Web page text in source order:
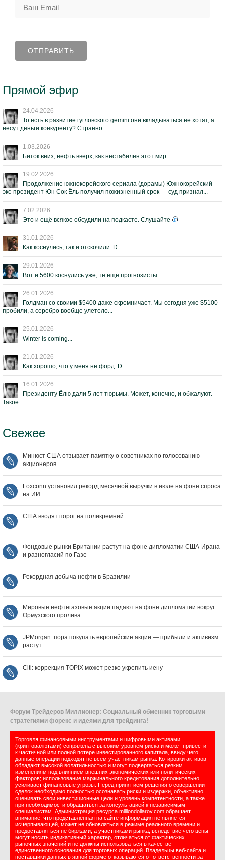
Прямой эфир
24.04.2026
То есть в развитие гугловского gemini они вкладываться не хотят, а
несут деньги конкуренту? Странно...
1.03.2026
Биток вниз, нефть вверх, как нестабилен этот мир...
19.02.2026
Продолжение южнокорейского сериала (дорамы) Южнокорейский
экс-президент Юн Сок Ёль получил пожизненный срок — суд признал...
7.02.2026
Это и ещё всякое обсудили на подкасте. Слушайте
31.01.2026
Как коснулись, так и отскочили :D
29.01.2026
Вот и 5600 коснулись уже; те ещё прогнозисты
26.01.2026
Голдман со своими $5400 даже скромничает. Мы сегодня уже $5100
пробили, а серебро вообще улетело...
25.01.2026
Winter is coming...
21.01.2026
Как хорошо, что у меня не форд :D
16.01.2026
Президенту Ёлю дали 5 лет тюрьмы. Может, конечно, и обжалуют.
Такое.
Свежее
Минюст США отзывает памятку о советниках по голосованию
акционеров
Foxconn установил рекорд месячной выручки в июле на фоне спроса
на ИИ
США вводят порог на поликремний
Фондовые рынки Британии растут на фоне дипломатии США‑Ирана
и разногласий по Газе
Рекордная добыча нефти в Бразилии
Мировые нефтегазовые акции падают на фоне дипломатии вокруг
Ормузского пролива
JPMorgan: пора покупать европейские акции — прибыли и активизм
растут
Citi: коррекция TOPIX может резко укрепить иену
Форум Трейдеров Миллионер: Социальный обменник торговыми
стратегиями форекс и идеями для трейдинга!
Торговля финансовыми инструментами и цифровыми активами
(криптовалютами) сопряжена с высоким уровнем риска и может привести
к частичной или полной потере инвестированного капитала, ввиду чего
данные операции подходят не всем участникам рынка. Котировки активов
обладают высокой волатильностью и могут подвергаться резким
изменениям под влиянием внешних экономических или политических
факторов; использование маржинального кредитования дополнительно
усиливает финансовые угрозы. Перед принятием решения о совершении
сделок необходимо полностью осознавать риски и издержки, объективно
оценивать свои инвестиционные цели и уровень компетентности, а также
при необходимости обращаться за консультацией к независимым
специалистам. Администрация ресурса milliondollarov.com обращает
внимание, что представленная на сайте информация не является
исчерпывающей, может не обновляться в режиме реального времени и
предоставляться не биржами, а участниками рынка, вследствие чего цены
могут носить индикативный характер, отличаться от фактических
рыночных значений и не должны использоваться в качестве
единственного основания для торговых операций. Владельцы веб-сайта и
поставщики данных в явной форме отказываются от ответственности за